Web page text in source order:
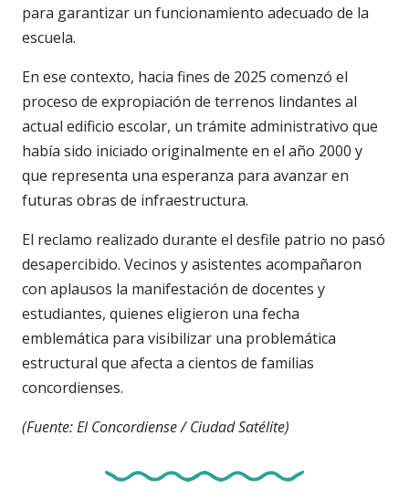
para garantizar un funcionamiento adecuado de la
escuela.
En ese contexto, hacia fines de 2025 comenzó el
proceso de expropiación de terrenos lindantes al
actual edificio escolar, un trámite administrativo que
había sido iniciado originalmente en el año 2000 y
que representa una esperanza para avanzar en
futuras obras de infraestructura.
El reclamo realizado durante el desfile patrio no pasó
desapercibido. Vecinos y asistentes acompañaron
con aplausos la manifestación de docentes y
estudiantes, quienes eligieron una fecha
emblemática para visibilizar una problemática
estructural que afecta a cientos de familias
concordienses.
(Fuente: El Concordiense / Ciudad Satélite)